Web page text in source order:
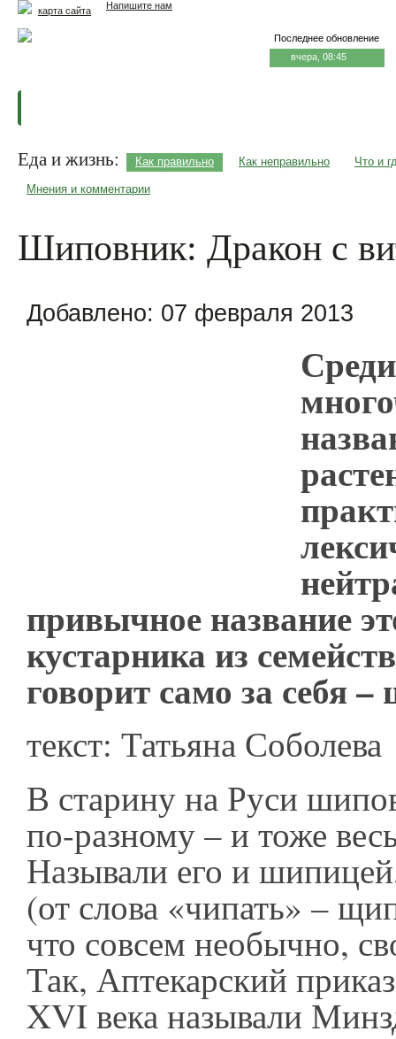
Напишите нам
карта сайта
Последнее обновление
вчера, 08:45
Еда и жизнь: Как правильно Как неправильно Что и
Мнения и комментарии
Шиповник: Дракон с
Добавлено: 07 февраля 2013
Среди
привычное название
кустарника из
говорит само за себя
текст: Татьяна Соболева
В старину на Руси
по-разному – и тоже
Называли его и
(от слова «чипать» –
что совсем необычно,
Так, Аптекарский
XVI века называли